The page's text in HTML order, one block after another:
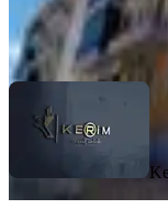
Kerim EmlakKerim
Ara